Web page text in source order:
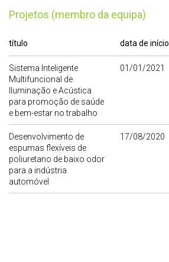
Projetos (membro da equipa)
título data de início
Sistema Inteligente
Multifuncional de
Iluminação e Acústica
para promoção de saúde
e bem-estar no trabalho
01/01/2021
Desenvolvimento de
espumas flexíveis de
poliuretano de baixo odor
para a indústria
automóvel
17/08/2020